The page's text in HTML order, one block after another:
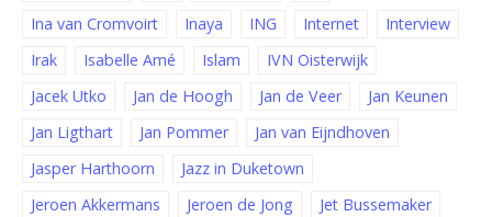
Ina van Cromvoirt
Inaya ING Internet
Interview
Irak
Isabelle Amé Islam
IVN Oisterwijk
Jacek Utko
Jan de Hoogh Jan de Veer
Jan Keunen
Jan Ligthart
Jan Pommer
Jan van Eijndhoven
Jasper Harthoorn
Jazz in Duketown
Jeroen Akkermans
Jeroen de Jong
Jet Bussemaker